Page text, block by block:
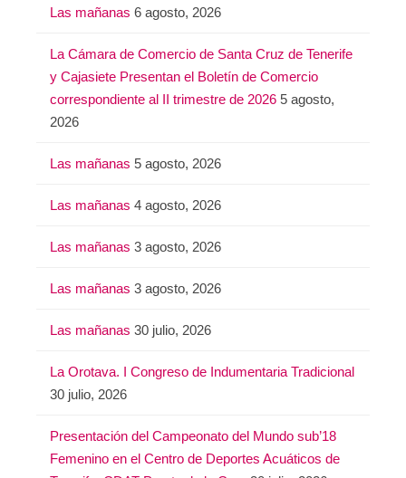
Las mañanas 6 agosto, 2026
La Cámara de Comercio de Santa Cruz de Tenerife
y Cajasiete Presentan el Boletín de Comercio
correspondiente al II trimestre de 2026 5 agosto,
2026
Las mañanas 5 agosto, 2026
Las mañanas 4 agosto, 2026
Las mañanas 3 agosto, 2026
Las mañanas 3 agosto, 2026
Las mañanas 30 julio, 2026
La Orotava. I Congreso de Indumentaria Tradicional
30 julio, 2026
Presentación del Campeonato del Mundo sub’18
Femenino en el Centro de Deportes Acuáticos de